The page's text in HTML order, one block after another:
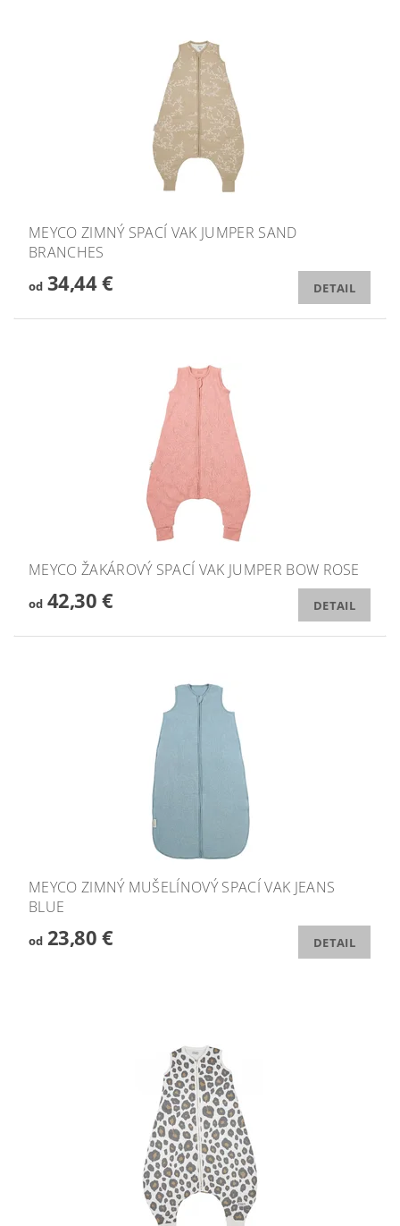
MEYCO ZIMNÝ SPACÍ VAK JUMPER SAND
BRANCHES
od34,44 € DETAIL
MEYCO ŽAKÁROVÝ SPACÍ VAK JUMPER BOW ROSE
od42,30 € DETAIL
MEYCO ZIMNÝ MUŠELÍNOVÝ SPACÍ VAK JEANS
BLUE
od23,80 € DETAIL